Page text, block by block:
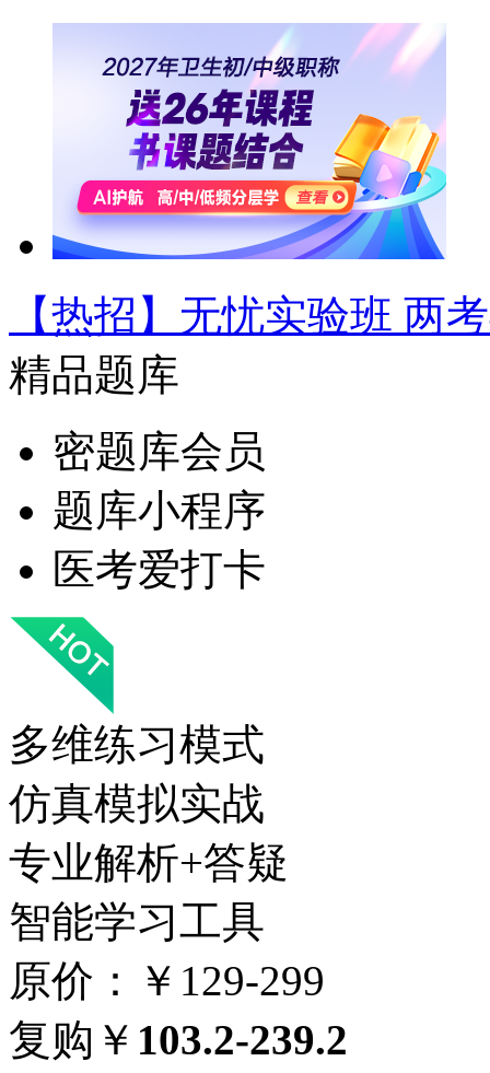
【热招】无忧实验班 两
精品题库
密题库会员
题库小程序
医考爱打卡
多维练习模式
仿真模拟实战
专业解析+答疑
智能学习工具
原价：￥129-299
复购￥ 103.2-239.2